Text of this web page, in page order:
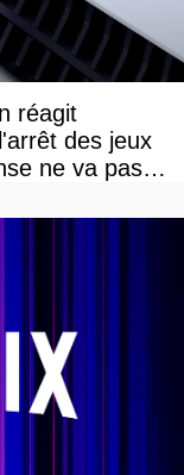
réagit
des jeux
ne va pas